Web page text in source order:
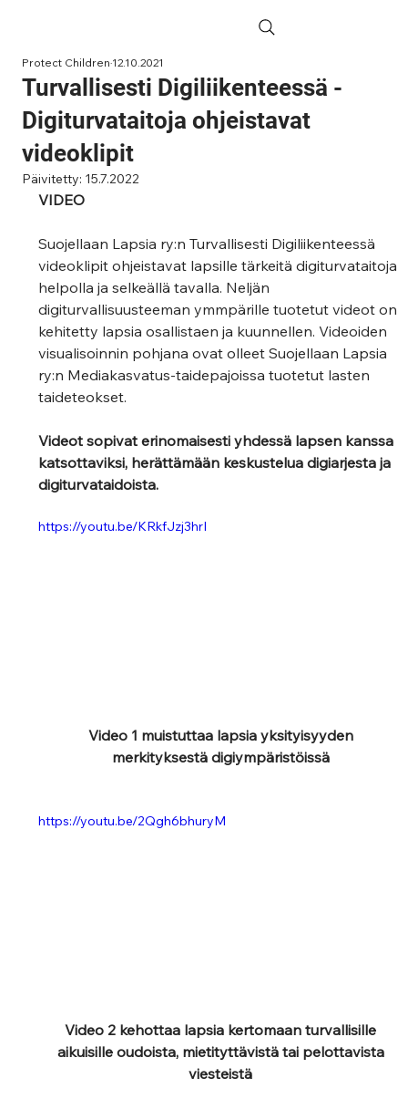
Turvallisesti Digiliikenteessä -
Digiturvataitoja ohjeistavat
videoklipit
Protect Children12.10.2021
Päivitetty: 15.7.2022
VIDEO
Suojellaan Lapsia ry:n Turvallisesti Digiliikenteessä
videoklipit ohjeistavat lapsille tärkeitä digiturvataitoja
helpolla ja selkeällä tavalla. Neljän
digiturvallisuusteeman ymmpärille tuotetut videot on
kehitetty lapsia osallistaen ja kuunnellen. Videoiden
visualisoinnin pohjana ovat olleet Suojellaan Lapsia
ry:n Mediakasvatus-taidepajoissa tuotetut lasten
taideteokset.
Videot sopivat erinomaisesti yhdessä lapsen kanssa
katsottaviksi, herättämään keskustelua digiarjesta ja
digiturvataidoista.
https://youtu.be/KRkfJzj3hrI
Video 1 muistuttaa lapsia yksityisyyden
merkityksestä digiympäristöissä
https://youtu.be/2Qgh6bhuryM
Video 2 kehottaa lapsia kertomaan turvallisille
aikuisille oudoista, mietityttävistä tai pelottavista
viesteistä